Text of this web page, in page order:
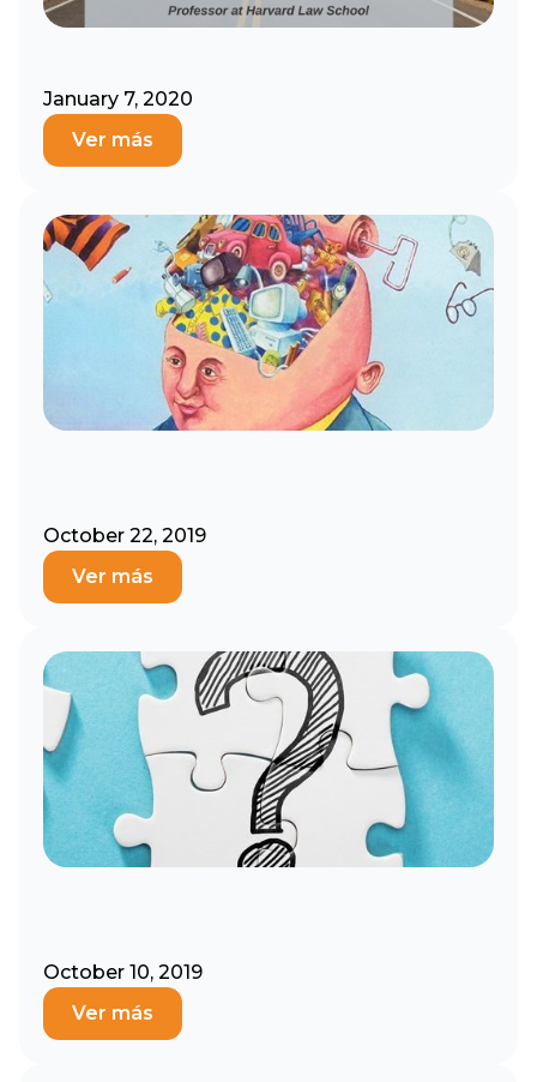
January 7, 2020
Ver más
October 22, 2019
Ver más
October 10, 2019
Ver más